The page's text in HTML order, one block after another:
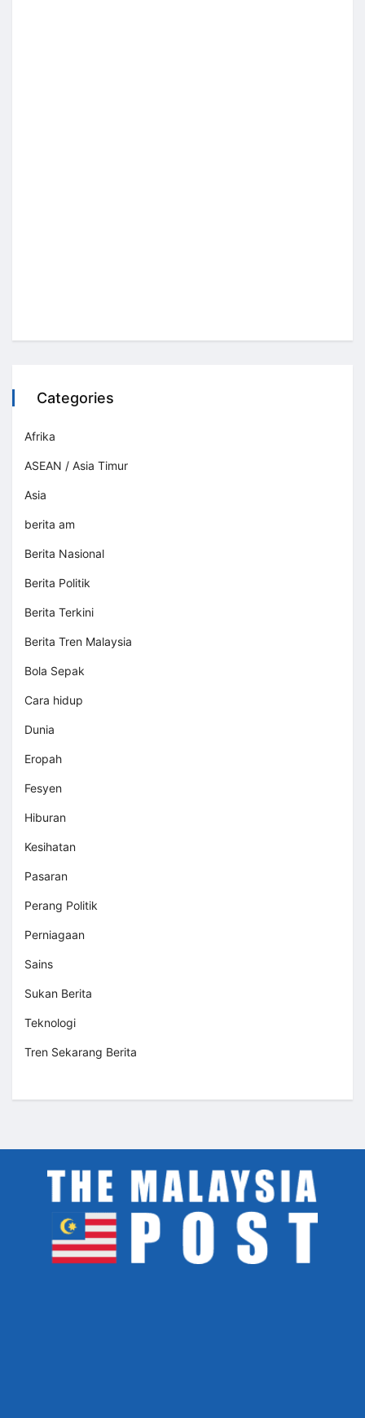
Categories
Afrika
ASEAN / Asia Timur
Asia
berita am
Berita Nasional
Berita Politik
Berita Terkini
Berita Tren Malaysia
Bola Sepak
Cara hidup
Dunia
Eropah
Fesyen
Hiburan
Kesihatan
Pasaran
Perang Politik
Perniagaan
Sains
Sukan Berita
Teknologi
Tren Sekarang Berita